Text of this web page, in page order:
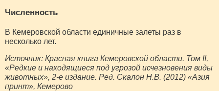
Численность
В Кемеровской области единичные залеты раз в
несколько лет.
Источник: Красная книга Кемеровской области. Том II,
«Редкие и находящиеся под угрозой исчезновения виды
животных», 2-е издание. Ред. Скалон Н.В. (2012) «Азия
принт», Кемерово